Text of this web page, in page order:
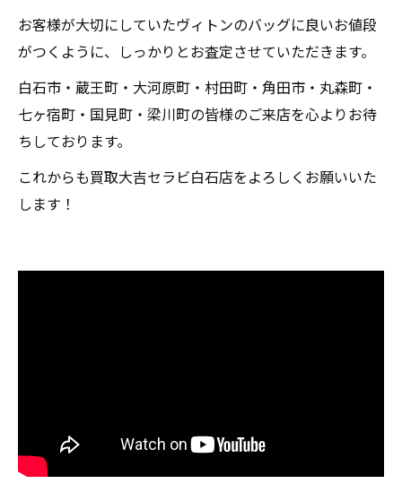
お客様が大切にしていたヴィトンのバッグに良いお値段
がつくように、しっかりとお査定させていただきます。
白石市・蔵王町・大河原町・村田町・角田市・丸森町・
七ヶ宿町・国見町・梁川町の皆様のご来店を心よりお待
ちしております。
これからも買取大吉セラビ白石店をよろしくお願いいた
します！